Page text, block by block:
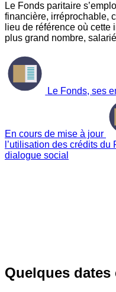
Le Fonds paritaire
financière, irréprochable,
lieu de référence où
plus grand nombre,
Le Fonds, ses
En cours de mise à jour
l’utilisation des crédits
dialogue social
Quelques dates